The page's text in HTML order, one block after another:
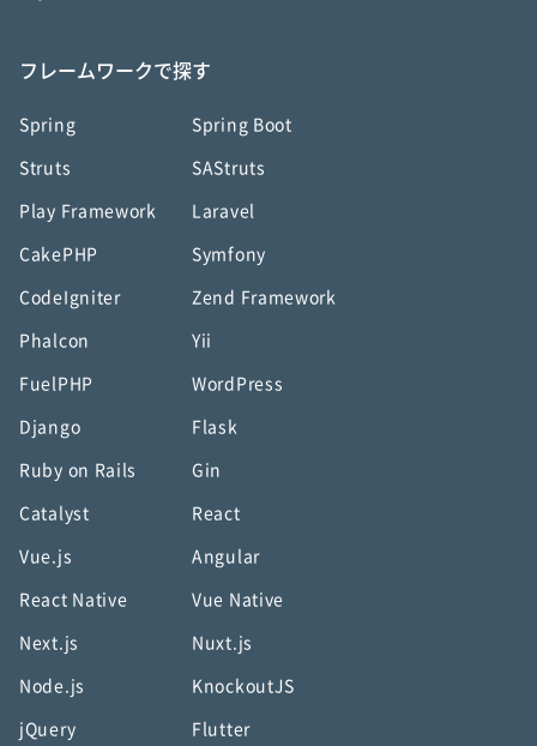
フレームワークで探す
Spring Spring Boot
Struts SAStruts
Play Framework Laravel
CakePHP Symfony
CodeIgniter Zend Framework
Phalcon Yii
FuelPHP WordPress
Django Flask
Ruby on Rails Gin
Catalyst React
Vue.js Angular
React Native Vue Native
Next.js Nuxt.js
Node.js KnockoutJS
jQuery Flutter